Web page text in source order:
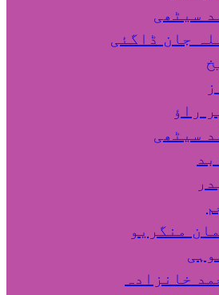
سیٹھی
جان ڈاگئی
راؤ
سیٹھی
منگریو
خانزادہ